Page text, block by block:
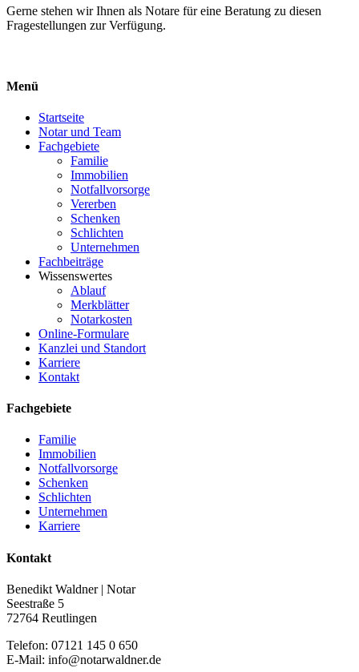
Gerne stehen wir Ihnen als Notare für eine Beratung zu diesen
Fragestellungen zur Verfügung.
Menü
Startseite
Notar und Team
Fachgebiete
Familie
Immobilien
Notfallvorsorge
Vererben
Schenken
Schlichten
Unternehmen
Fachbeiträge
Wissenswertes
Ablauf
Merkblätter
Notarkosten
Online-Formulare
Kanzlei und Standort
Karriere
Kontakt
Fachgebiete
Familie
Immobilien
Notfallvorsorge
Schenken
Schlichten
Unternehmen
Karriere
Kontakt
Benedikt Waldner | Notar
Seestraße 5
72764 Reutlingen
Telefon: 07121 145 0 650
E-Mail: info@notarwaldner.de